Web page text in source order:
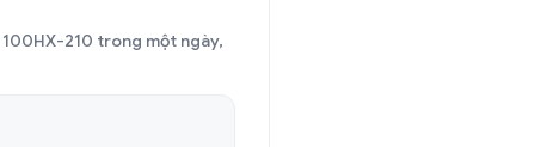
210 trong một ngày,